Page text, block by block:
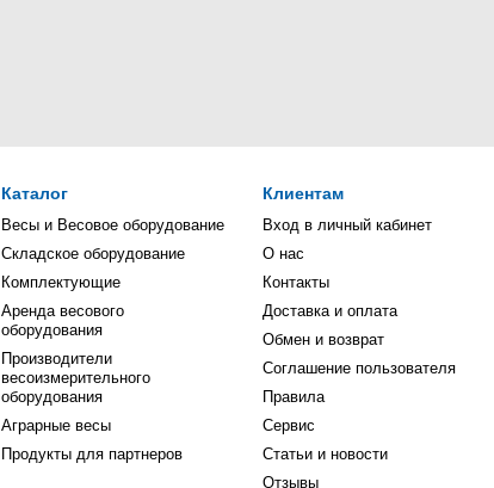
Каталог
Весы и Весовое оборудование
Складское оборудование
Комплектующие
Аренда весового
оборудования
Производители
весоизмерительного
оборудования
Аграрные весы
Продукты для партнеров
Клиентам
Вход в личный кабинет
О нас
Контакты
Доставка и оплата
Обмен и возврат
Соглашение пользователя
Правила
Сервис
Статьи и новости
Отзывы